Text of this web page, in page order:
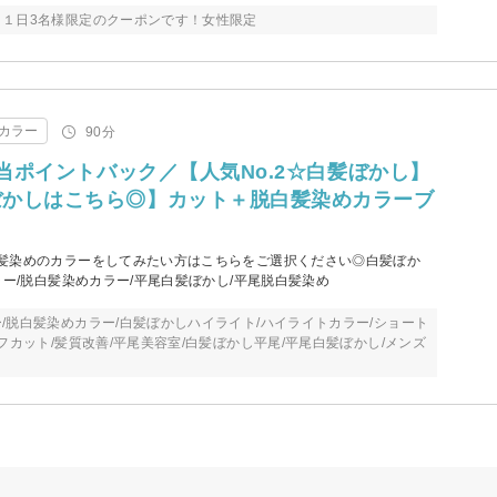
日3名様限定のクーポンです！女性限定
ラー 90分
ポイントバック／【人気No.2☆白髪ぼかし】
しはこちら◎】カット＋脱白髪染めカラーブ
染めのカラーをしてみたい方はこちらをご選択ください◎白髪ぼか
/脱白髪染めカラー/平尾白髪ぼかし/平尾脱白髪染め
白髪染めカラー/白髪ぼかしハイライト/ハイライトカラー/ショート
カット/髪質改善/平尾美容室/白髪ぼかし平尾/平尾白髪ぼかし/メンズ